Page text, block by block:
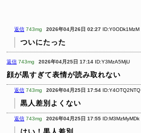
返信 743mg 2026年04月26日 02:27 ID:Y0ODk1MzM
ついにたった
返信 743mg 2026年04月25日 17:14 ID:Y3MzA5MjU
顔が黒すぎて表情が読み取れない
返信 743mg 2026年04月25日 17:54 ID:Y4OTQ2NTQ
黒人差別よくない
返信 743mg 2026年04月25日 17:55 ID:M3MzMyMDk